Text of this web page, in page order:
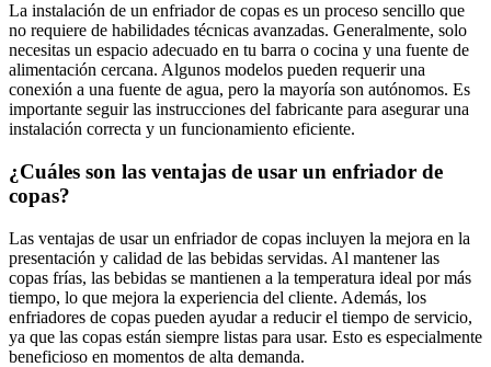
La instalación de un enfriador de copas es un proceso sencillo que
no requiere de habilidades técnicas avanzadas. Generalmente, solo
necesitas un espacio adecuado en tu barra o cocina y una fuente de
alimentación cercana. Algunos modelos pueden requerir una
conexión a una fuente de agua, pero la mayoría son autónomos. Es
importante seguir las instrucciones del fabricante para asegurar una
instalación correcta y un funcionamiento eficiente.
¿Cuáles son las ventajas de usar un enfriador de
copas?
Las ventajas de usar un enfriador de copas incluyen la mejora en la
presentación y calidad de las bebidas servidas. Al mantener las
copas frías, las bebidas se mantienen a la temperatura ideal por más
tiempo, lo que mejora la experiencia del cliente. Además, los
enfriadores de copas pueden ayudar a reducir el tiempo de servicio,
ya que las copas están siempre listas para usar. Esto es especialmente
beneficioso en momentos de alta demanda.